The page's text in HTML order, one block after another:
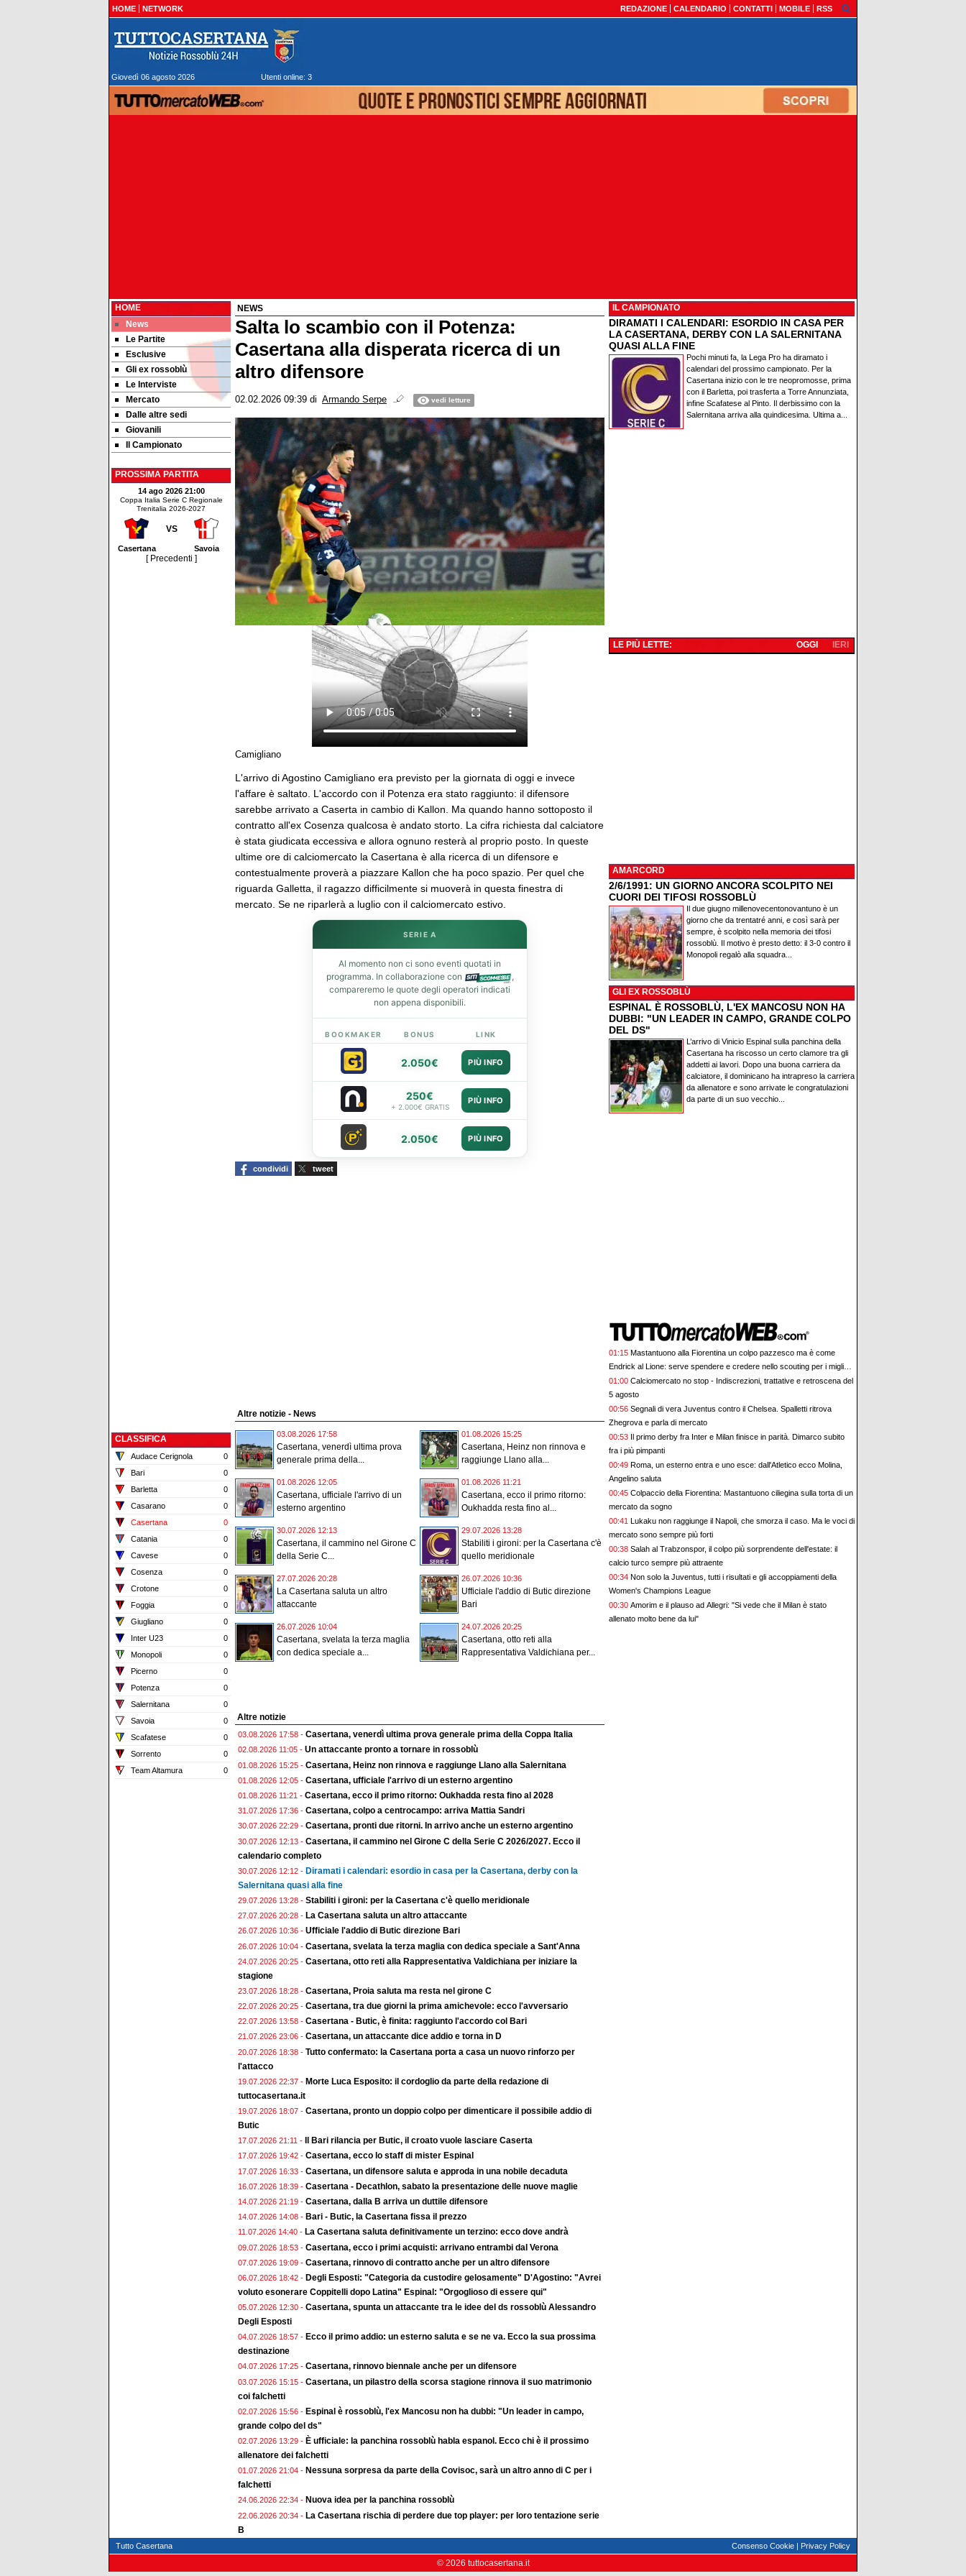
HOME NETWORK REDAZIONE CALENDARIO CONTATTI MOBILE RSS
Giovedì 06 agosto 2026 Utenti online: 3
HOME
News
Le Partite
Esclusive
Gli ex rossoblù
Le Interviste
Mercato
Dalle altre sedi
Giovanili
Il Campionato
PROSSIMA PARTITA
14 ago 2026 21:00
Coppa Italia Serie C Regionale
Trenitalia 2026-2027
VS
Casertana Savoia
[ Precedenti ]
CLASSIFICA
Audace Cerignola
0
Bari
0
Barletta
0
Casarano
0
Casertana
0
Catania
0
Cavese
0
Cosenza
0
Crotone
0
Foggia
0
Giugliano
0
Inter U23
0
Monopoli
0
Picerno
0
Potenza
0
Salernitana
0
Savoia
0
Scafatese
0
Sorrento
0
Team Altamura
0
NEWS
Salta lo scambio con il Potenza:
Casertana alla disperata ricerca di un
altro difensore
02.02.2026 09:39 di Armando Serpe vedi letture
Camigliano
L'arrivo di Agostino Camigliano era previsto per la giornata di oggi e invece
l'affare è saltato. L'accordo con il Potenza era stato raggiunto: il difensore
sarebbe arrivato a Caserta in cambio di Kallon. Ma quando hanno sottoposto il
contratto all'ex Cosenza qualcosa è andato storto. La cifra richiesta dal calciatore
è stata giudicata eccessiva e allora ognuno resterà al proprio posto. In queste
ultime ore di calciomercato la Casertana è alla ricerca di un difensore e
contestualmente proverà a piazzare Kallon che ha poco spazio. Per quel che
riguarda Galletta, il ragazzo difficilmente si muoverà in questa finestra di
mercato. Se ne riparlerà a luglio con il calciomercato estivo.
SERIE A
Al momento non ci sono eventi quotati in
programma. In collaborazione con
,
compareremo le quote degli operatori indicati
non appena disponibili.
BOOKMAKER BONUS LINK
2.050€ PIÙ INFO
250€
+ 2.000€ GRATIS
PIÙ INFO
2.050€ PIÙ INFO
condividi tweet
Altre notizie - News
03.08.2026 17:58
Casertana, venerdì ultima prova
generale prima della...
01.08.2026 15:25
Casertana, Heinz non rinnova e
raggiunge Llano alla...
01.08.2026 12:05
Casertana, ufficiale l'arrivo di un
esterno argentino
01.08.2026 11:21
Casertana, ecco il primo ritorno:
Oukhadda resta fino al...
30.07.2026 12:13
Casertana, il cammino nel Girone C
della Serie C...
29.07.2026 13:28
Stabiliti i gironi: per la Casertana c'è
quello meridionale
27.07.2026 20:28
La Casertana saluta un altro
attaccante
26.07.2026 10:36
Ufficiale l'addio di Butic direzione
Bari
26.07.2026 10:04
Casertana, svelata la terza maglia
con dedica speciale a...
24.07.2026 20:25
Casertana, otto reti alla
Rappresentativa Valdichiana per...
Altre notizie
03.08.2026 17:58 - Casertana, venerdì ultima prova generale prima della Coppa Italia
02.08.2026 11:05 - Un attaccante pronto a tornare in rossoblù
01.08.2026 15:25 - Casertana, Heinz non rinnova e raggiunge Llano alla Salernitana
01.08.2026 12:05 - Casertana, ufficiale l'arrivo di un esterno argentino
01.08.2026 11:21 - Casertana, ecco il primo ritorno: Oukhadda resta fino al 2028
31.07.2026 17:36 - Casertana, colpo a centrocampo: arriva Mattia Sandri
30.07.2026 22:29 - Casertana, pronti due ritorni. In arrivo anche un esterno argentino
30.07.2026 12:13 - Casertana, il cammino nel Girone C della Serie C 2026/2027. Ecco il
calendario completo
30.07.2026 12:12 - Diramati i calendari: esordio in casa per la Casertana, derby con la
Salernitana quasi alla fine
29.07.2026 13:28 - Stabiliti i gironi: per la Casertana c'è quello meridionale
27.07.2026 20:28 - La Casertana saluta un altro attaccante
26.07.2026 10:36 - Ufficiale l'addio di Butic direzione Bari
26.07.2026 10:04 - Casertana, svelata la terza maglia con dedica speciale a Sant'Anna
24.07.2026 20:25 - Casertana, otto reti alla Rappresentativa Valdichiana per iniziare la
stagione
23.07.2026 18:28 - Casertana, Proia saluta ma resta nel girone C
22.07.2026 20:25 - Casertana, tra due giorni la prima amichevole: ecco l'avversario
22.07.2026 13:58 - Casertana - Butic, è finita: raggiunto l'accordo col Bari
21.07.2026 23:06 - Casertana, un attaccante dice addio e torna in D
20.07.2026 18:38 - Tutto confermato: la Casertana porta a casa un nuovo rinforzo per
l'attacco
19.07.2026 22:37 - Morte Luca Esposito: il cordoglio da parte della redazione di
tuttocasertana.it
19.07.2026 18:07 - Casertana, pronto un doppio colpo per dimenticare il possibile addio di
Butic
17.07.2026 21:11 - Il Bari rilancia per Butic, il croato vuole lasciare Caserta
17.07.2026 19:42 - Casertana, ecco lo staff di mister Espinal
17.07.2026 16:33 - Casertana, un difensore saluta e approda in una nobile decaduta
16.07.2026 18:39 - Casertana - Decathlon, sabato la presentazione delle nuove maglie
14.07.2026 21:19 - Casertana, dalla B arriva un duttile difensore
14.07.2026 14:08 - Bari - Butic, la Casertana fissa il prezzo
11.07.2026 14:40 - La Casertana saluta definitivamente un terzino: ecco dove andrà
09.07.2026 18:53 - Casertana, ecco i primi acquisti: arrivano entrambi dal Verona
07.07.2026 19:09 - Casertana, rinnovo di contratto anche per un altro difensore
06.07.2026 18:42 - Degli Esposti: "Categoria da custodire gelosamente" D'Agostino: "Avrei
voluto esonerare Coppitelli dopo Latina" Espinal: "Orgoglioso di essere qui"
05.07.2026 12:30 - Casertana, spunta un attaccante tra le idee del ds rossoblù Alessandro
Degli Esposti
04.07.2026 18:57 - Ecco il primo addio: un esterno saluta e se ne va. Ecco la sua prossima
destinazione
04.07.2026 17:25 - Casertana, rinnovo biennale anche per un difensore
03.07.2026 15:15 - Casertana, un pilastro della scorsa stagione rinnova il suo matrimonio
coi falchetti
02.07.2026 15:56 - Espinal è rossoblù, l'ex Mancosu non ha dubbi: "Un leader in campo,
grande colpo del ds"
02.07.2026 13:29 - È ufficiale: la panchina rossoblù habla espanol. Ecco chi è il prossimo
allenatore dei falchetti
01.07.2026 21:04 - Nessuna sorpresa da parte della Covisoc, sarà un altro anno di C per i
falchetti
24.06.2026 22:34 - Nuova idea per la panchina rossoblù
22.06.2026 20:34 - La Casertana rischia di perdere due top player: per loro tentazione serie
B
IL CAMPIONATO
DIRAMATI I CALENDARI: ESORDIO IN CASA PER
LA CASERTANA, DERBY CON LA SALERNITANA
QUASI ALLA FINE
Pochi minuti fa, la Lega Pro ha diramato i
calendari del prossimo campionato. Per la
Casertana inizio con le tre neopromosse, prima
con il Barletta, poi trasferta a Torre Annunziata,
infine Scafatese al Pinto. Il derbissimo con la
Salernitana arriva alla quindicesima. Ultima a...
LE PIÙ LETTE: IERI
OGGI
AMARCORD
2/6/1991: UN GIORNO ANCORA SCOLPITO NEI
CUORI DEI TIFOSI ROSSOBLÙ
Il due giugno millenovecentonovantuno è un
giorno che da trentatré anni, e così sarà per
sempre, è scolpito nella memoria dei tifosi
rossoblù. Il motivo è presto detto: il 3-0 contro il
Monopoli regalò alla squadra...
GLI EX ROSSOBLÙ
ESPINAL È ROSSOBLÙ, L'EX MANCOSU NON HA
DUBBI: "UN LEADER IN CAMPO, GRANDE COLPO
DEL DS"
L’arrivo di Vinicio Espinal sulla panchina della
Casertana ha riscosso un certo clamore tra gli
addetti ai lavori. Dopo una buona carriera da
calciatore, il dominicano ha intrapreso la carriera
da allenatore e sono arrivate le congratulazioni
da parte di un suo vecchio...
01:15 Mastantuono alla Fiorentina un colpo pazzesco ma è come
Endrick al Lione: serve spendere e credere nello scouting per i migliori
talenti. Giovani italiani: attenzione perché qualcosa sta cambiando
davvero
01:00 Calciomercato no stop - Indiscrezioni, trattative e retroscena del
5 agosto
00:56 Segnali di vera Juventus contro il Chelsea. Spalletti ritrova
Zhegrova e parla di mercato
00:53 Il primo derby fra Inter e Milan finisce in parità. Dimarco subito
fra i più pimpanti
00:49 Roma, un esterno entra e uno esce: dall'Atletico ecco Molina,
Angelino saluta
00:45 Colpaccio della Fiorentina: Mastantuono ciliegina sulla torta di un
mercato da sogno
00:41 Lukaku non raggiunge il Napoli, che smorza il caso. Ma le voci di
mercato sono sempre più forti
00:38 Salah al Trabzonspor, il colpo più sorprendente dell'estate: il
calcio turco sempre più attraente
00:34 Non solo la Juventus, tutti i risultati e gli accoppiamenti della
Women's Champions League
00:30 Amorim e il plauso ad Allegri: "Si vede che il Milan è stato
allenato molto bene da lui"
Tutto Casertana Consenso Cookie | Privacy Policy
© 2026 tuttocasertana.it